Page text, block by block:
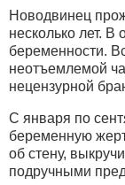
Новодвинец
несколько лет. В
беременности.
неотъемлемой
нецензурной
С января по
беременную
об стену,
подручными